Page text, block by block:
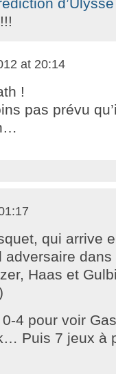
at 20:14
!
pas prévu
qui arrive
dans
Haas et
4 pour voir
Puis 7 jeux à